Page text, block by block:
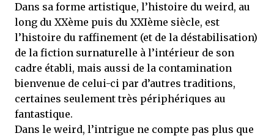
Dans sa forme artistique, l’histoire du weird, au
long du XXème puis du XXIème siècle, est
l’histoire du raffinement (et de la déstabilisation)
de la fiction surnaturelle à l’intérieur de son
cadre établi, mais aussi de la contamination
bienvenue de celui-ci par d’autres traditions,
certaines seulement très périphériques au
fantastique.
Dans le weird, l’intrigue ne compte pas plus que